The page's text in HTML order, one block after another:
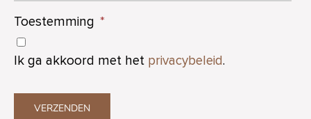
Toestemming *
Ik ga akkoord met het privacybeleid.
VERZENDEN